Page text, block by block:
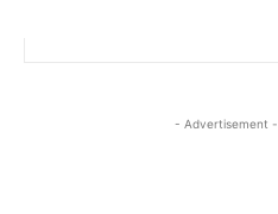
- Advertisement -